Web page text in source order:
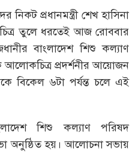
নিকট প্রধানমন্ত্রী শেখ হাসিনা
তুলে ধরতেই আজ রোববার
বাংলাদেশ শিশু কল্যাণ
আলোকচিত্র প্রদর্শনীর আয়োজন
বিকেল ৬টা পর্যন্ত চলে এই
শিশু কল্যাণ পরিষদ
অনুষ্ঠিত হয়। আলোচনা সভায়